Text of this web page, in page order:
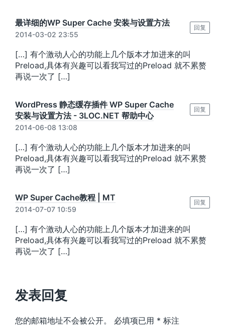
最详细的WP Super Cache 安装与设置方法
2014-03-02 23:55
[…] 有个激动人心的功能上几个版本才加进来的叫
Preload,具体有兴趣可以看我写过的Preload 就不累赘
再说一次了 […]
回复
WordPress 静态缓存插件 WP Super Cache
安装与设置方法 - 3LOC.NET 帮助中心
2014-06-08 13:08
[…] 有个激动人心的功能上几个版本才加进来的叫
Preload,具体有兴趣可以看我写过的Preload 就不累赘
再说一次了 […]
回复
WP Super Cache教程 | MT
2014-07-07 10:59
[…] 有个激动人心的功能上几个版本才加进来的叫
Preload,具体有兴趣可以看我写过的Preload 就不累赘
再说一次了 […]
回复
发表回复
您的邮箱地址不会被公开。 必填项已用 * 标注